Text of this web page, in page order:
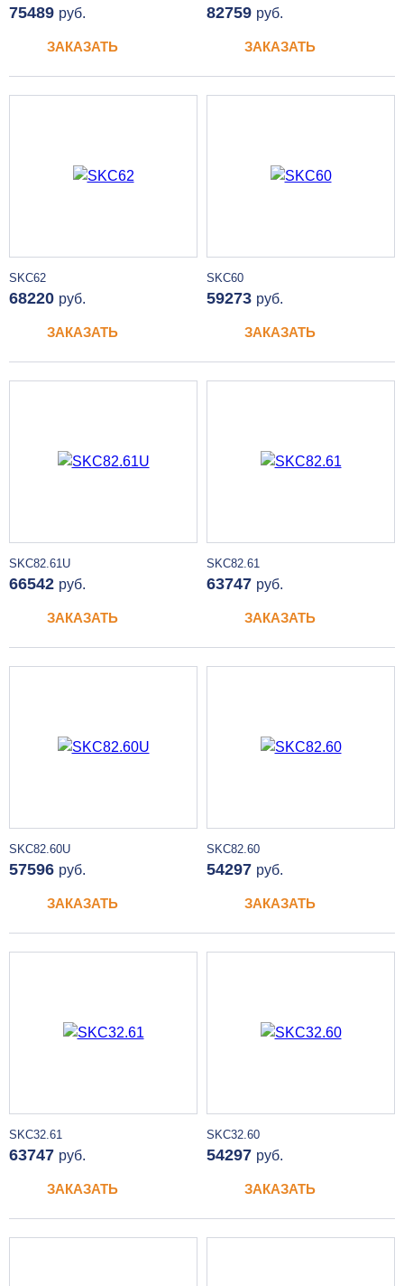
75489 руб.
ЗАКАЗАТЬ
82759 руб.
ЗАКАЗАТЬ
SKC62
68220 руб.
ЗАКАЗАТЬ
SKC60
59273 руб.
ЗАКАЗАТЬ
SKC82.61U
66542 руб.
ЗАКАЗАТЬ
SKC82.61
63747 руб.
ЗАКАЗАТЬ
SKC82.60U
57596 руб.
ЗАКАЗАТЬ
SKC82.60
54297 руб.
ЗАКАЗАТЬ
SKC32.61
63747 руб.
ЗАКАЗАТЬ
SKC32.60
54297 руб.
ЗАКАЗАТЬ